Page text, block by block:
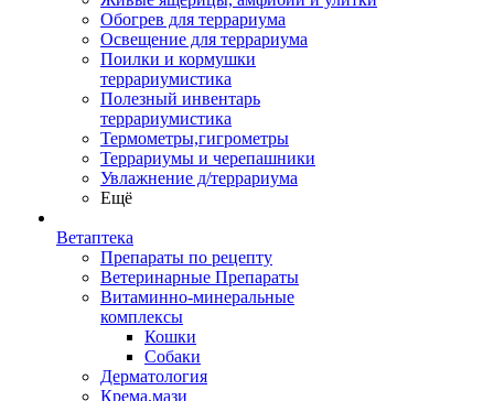
Обогрев для террариума
Освещение для террариума
Поилки и кормушки
террариумистика
Полезный инвентарь
террариумистика
Термометры,гигрометры
Террариумы и черепашники
Увлажнение д/террариума
Ещё
Ветаптека
Препараты по рецепту
Ветеринарные Препараты
Витаминно-минеральные
комплексы
Кошки
Собаки
Дерматология
Крема,мази